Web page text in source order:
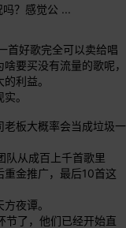
？感觉公 ...
首好歌完全可以卖给唱
要买没有流量的歌呢，
利益。
。
老板大概率会当成垃圾一
队从成百上千首歌里
重金推广，最后10首这
夜谭。
节了，他们已经开始直